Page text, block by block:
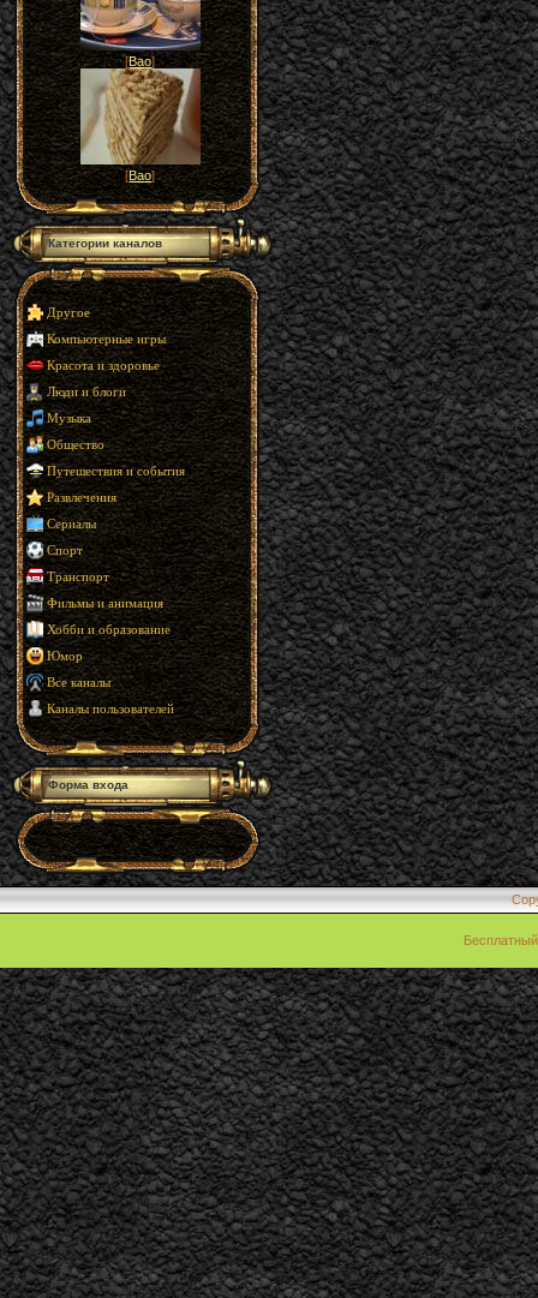
[Вао]
[Вао]
Категории каналов
Другое
Компьютерные игры
Красота и здоровье
Люди и блоги
Музыка
Общество
Путешествия и события
Развлечения
Сериалы
Спорт
Транспорт
Фильмы и анимация
Хобби и образование
Юмор
Все каналы
Каналы пользователей
Форма входа